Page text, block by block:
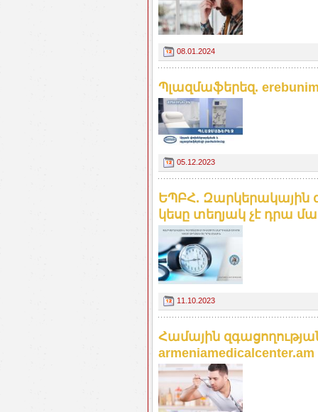
08.01.2024
Պլազմաֆերեզ.
05.12.2023
ԵՊԲՀ. Զարկերակային
կեսը տեղյակ չէ դրա
11.10.2023
Համային
armeniamedicalcenter.am